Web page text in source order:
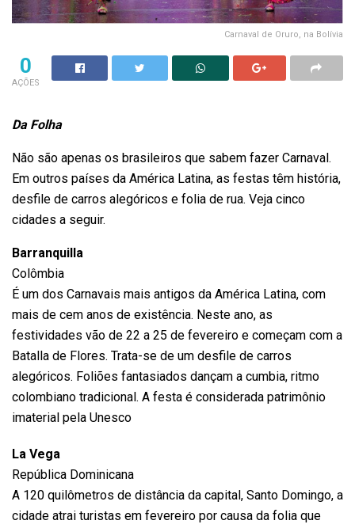
Carnaval de Oruro, na Bolívia
0
AÇÕES
Da Folha
Não são apenas os brasileiros que sabem fazer Carnaval.
Em outros países da América Latina, as festas têm história,
desfile de carros alegóricos e folia de rua. Veja cinco
cidades a seguir.
Barranquilla
Colômbia
É um dos Carnavais mais antigos da América Latina, com
mais de cem anos de existência. Neste ano, as
festividades vão de 22 a 25 de fevereiro e começam com a
Batalla de Flores. Trata-se de um desfile de carros
alegóricos. Foliões fantasiados dançam a cumbia, ritmo
colombiano tradicional. A festa é considerada patrimônio
imaterial pela Unesco
La Vega
República Dominicana
A 120 quilômetros de distância da capital, Santo Domingo, a
cidade atrai turistas em fevereiro por causa da folia que